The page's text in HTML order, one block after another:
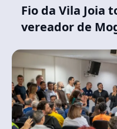
Fio da Vila Joia
vereador de